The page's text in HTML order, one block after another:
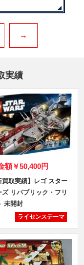
→
実績
額￥50,400円
買取実績】レゴ スター
ズ リパブリック・フリ
未開封
ライセンステーマ